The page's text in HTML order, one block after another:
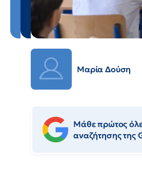
Μαρία Δούση
Μάθε πρώτος
αναζήτησης της